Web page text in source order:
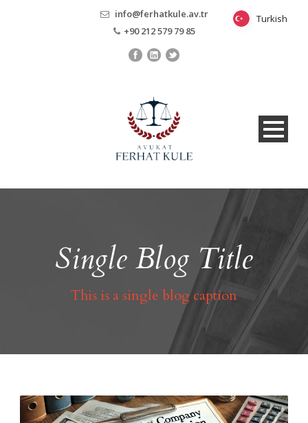
info@ferhatkule.av.tr
+90 212 579 79 85
Single Blog Title
This is a single blog caption
Turkish
Turkish